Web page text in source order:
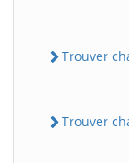
Trouver
Trouver